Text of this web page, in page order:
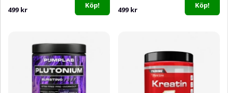
499 kr Köp! 499 kr Köp!